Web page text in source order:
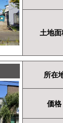
土地
所在
価格